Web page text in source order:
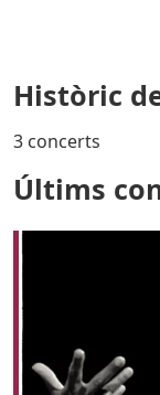
Històric
3 concerts
Últims